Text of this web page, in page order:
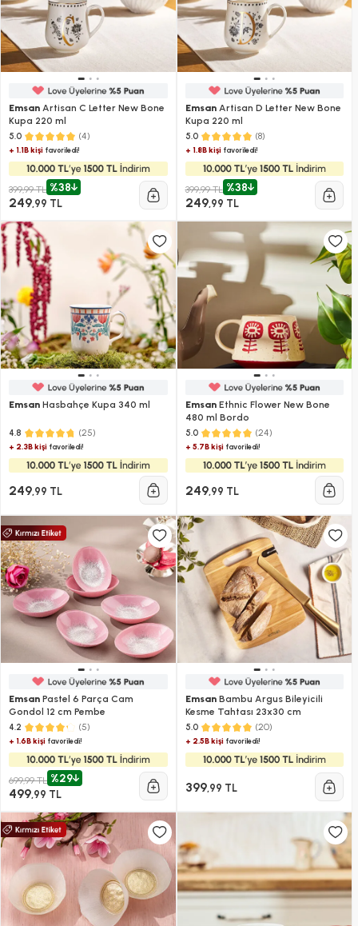
Emsan Artisan C Letter New Bone
Kupa 220 ml
5.0 (4)
+ 1.1B kişi favoriledi!
399,99 TL %38
249,99 TL
EmsanArtisan D Letter New Bone
Kupa 220 ml
5.0 (8)
+ 1.8B kişifavoriledi!
399,99 TL %38
249,99 TL
Emsan Hasbahçe Kupa 340 ml
4.8 (25)
+ 2.3B kişi favoriledi!
249,99 TL
EmsanEthnic Flower New Bone
480 ml Bordo
5.0 (24)
+ 5.7B kişifavoriledi!
249,99 TL
Emsan Pastel 6 Parça Cam
Gondol 12 cm Pembe
4.2 (5)
+ 1.6B kişi favoriledi!
699,99 TL %29
499,99 TL
EmsanBambu Argus Bileyicili
Kesme Tahtası 23x30 cm
5.0 (20)
+ 2.5B kişifavoriledi!
399,99 TL